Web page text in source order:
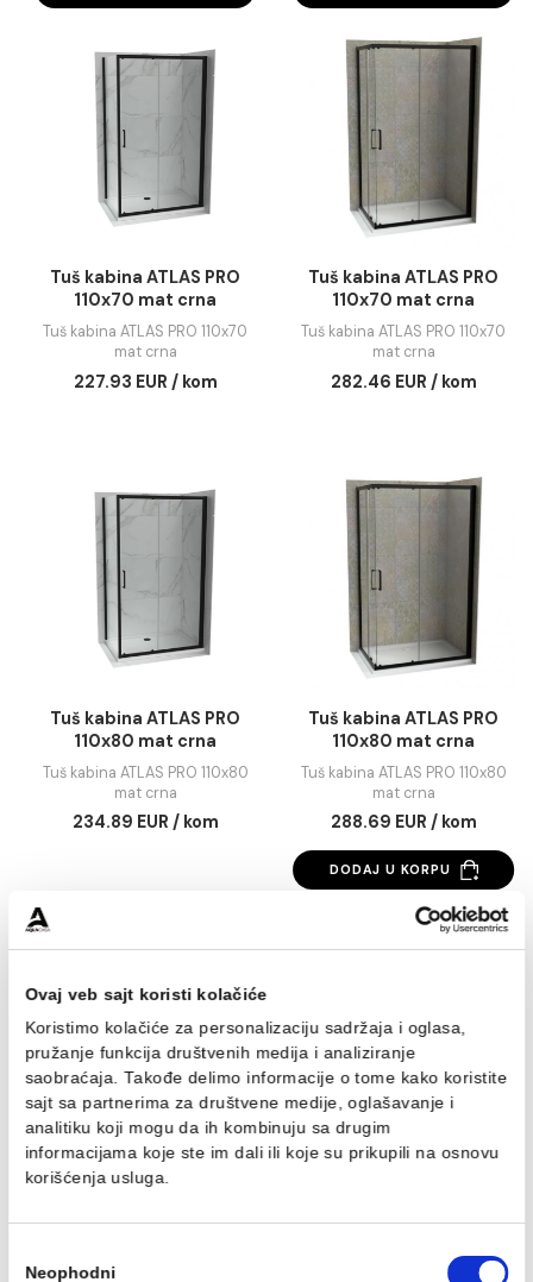
Tuš kabina ATLAS PRO
100x90 mat crna
Tuš kabina ATLAS PRO 100x90
229.74 EUR / kom
Tuš kabina ATLAS
100x90 mat crna
Tuš kabina ATLAS PRO
mat crna
282.90 EUR / kom
Tuš kabina ATLAS PRO
110x70 mat crna
Tuš kabina ATLAS PRO 110x70
mat crna
Tuš kabina ATLAS
110x70 mat crna
Tuš kabina ATLAS PRO
mat crna
Tuš kabina ATLAS PRO
110x80 mat crna
Tuš kabina ATLAS PRO 110x80
mat crna
234.89 EUR / kom
Tuš kabina ATLAS
110x80 mat crna
Tuš kabina ATLAS PRO
mat crna